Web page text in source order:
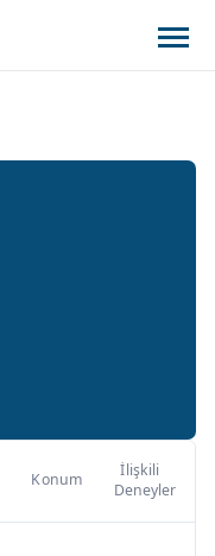
Konum
İlişkili
Deneyler